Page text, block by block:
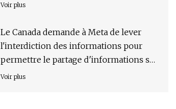
Voir plus
Le Canada demande à Meta de lever
l'interdiction des informations pour
permettre le partage d'informations sur
les incendies de forêt
Voir plus